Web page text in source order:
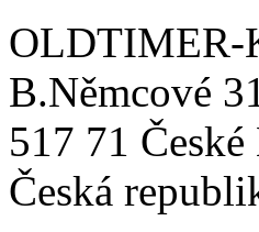
OLDTIMER-
B.Němcové 31
517 71
Česká